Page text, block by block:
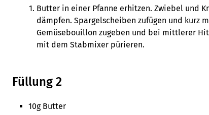
Butter in einer Pfanne erhitzen. Zwiebel und
dämpfen. Spargelscheiben zufügen und kurz
Gemüsebouillon zugeben und bei mittlerer
mit dem Stabmixer pürieren.
Füllung 2
10g Butter